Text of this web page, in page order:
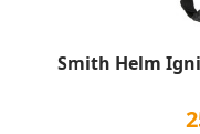
Smith Helm